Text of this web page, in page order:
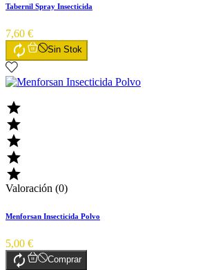
Tabernil Spray Insecticida
7,60 €
 Sin Stok





Valoración (0)
Menforsan Insecticida Polvo
5,00 €
 Comprar